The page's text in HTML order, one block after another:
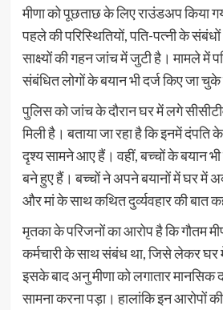
मीणा को पूछताछ के लिए राउंडअप किया
पहले की परिस्थितियों, पति-पत्नी के
साक्ष्यों की गहन जांच में जुटी है। मामले में
संबंधित लोगों के बयान भी दर्ज किए जा
पुलिस को जांच के दौरान घर में लगे
मिली है। बताया जा रहा है कि इनमें
दृश्य सामने आए हैं। वहीं, बच्चों के बयान
बने हुए हैं। बच्चों ने अपने बयानों में घर में
और मां के साथ कथित दुर्व्यवहार की बात
मृतका के परिजनों का आरोप है कि गौतम
कर्मचारी के साथ संबंध था, जिसे लेकर घर
इसके बाद अनु मीणा को लगातार मानसिक
सामना करना पड़ा। हालांकि इन आरोपों